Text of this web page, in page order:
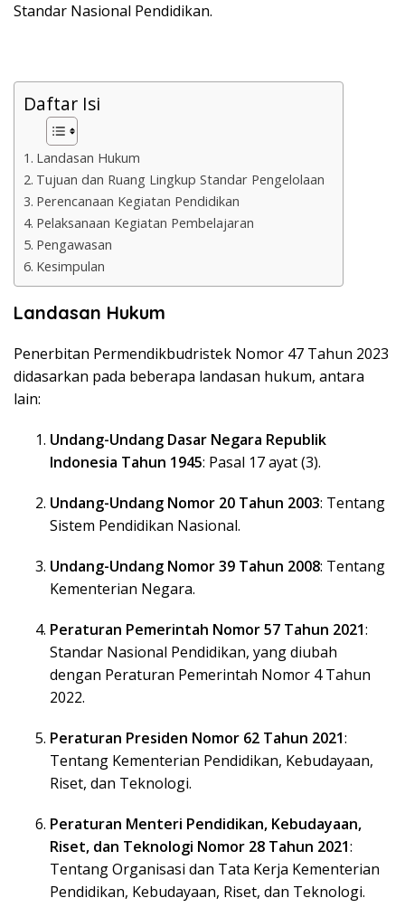
Standar Nasional Pendidikan.
Daftar Isi
Landasan Hukum
Tujuan dan Ruang Lingkup Standar Pengelolaan
Perencanaan Kegiatan Pendidikan
Pelaksanaan Kegiatan Pembelajaran
Pengawasan
Kesimpulan
Landasan Hukum
Penerbitan Permendikbudristek Nomor 47 Tahun 2023
didasarkan pada beberapa landasan hukum, antara
lain:
Undang-Undang Dasar Negara Republik
Indonesia Tahun 1945: Pasal 17 ayat (3).
Undang-Undang Nomor 20 Tahun 2003: Tentang
Sistem Pendidikan Nasional.
Undang-Undang Nomor 39 Tahun 2008: Tentang
Kementerian Negara.
Peraturan Pemerintah Nomor 57 Tahun 2021:
Standar Nasional Pendidikan, yang diubah
dengan Peraturan Pemerintah Nomor 4 Tahun
2022.
Peraturan Presiden Nomor 62 Tahun 2021:
Tentang Kementerian Pendidikan, Kebudayaan,
Riset, dan Teknologi.
Peraturan Menteri Pendidikan, Kebudayaan,
Riset, dan Teknologi Nomor 28 Tahun 2021:
Tentang Organisasi dan Tata Kerja Kementerian
Pendidikan, Kebudayaan, Riset, dan Teknologi.